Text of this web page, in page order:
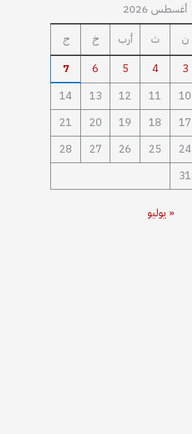
أغسطس 2026
ن ث أرب خ
ج
3
4
5
6
7
10
11
12
13
14
17
18
19
20
21
24
25
26
27
28
31
« يوليو